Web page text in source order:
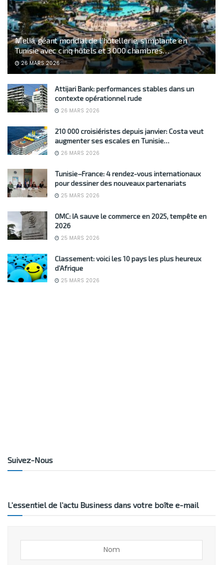
Meliá, géant mondial de l’hôtellerie, s’implante en
Tunisie avec cinq hôtels et 3 000 chambres…
26 MARS 2026
Attijari Bank: performances stables dans un
contexte opérationnel rude
26 MARS 2026
210 000 croisiéristes depuis janvier: Costa veut
augmenter ses escales en Tunisie…
26 MARS 2026
Tunisie–France: 4 rendez-vous internationaux
pour dessiner des nouveaux partenariats
25 MARS 2026
OMC: IA sauve le commerce en 2025, tempête en
2026
25 MARS 2026
Classement: voici les 10 pays les plus heureux
d’Afrique
25 MARS 2026
Suivez-Nous
L’essentiel de l’actu Business dans votre boîte e-mail